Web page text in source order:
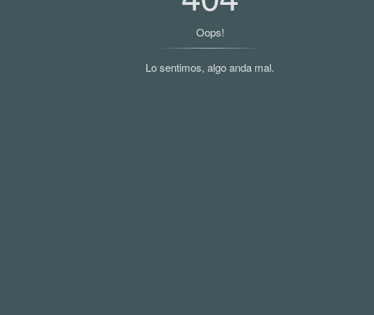
Oops!
Lo sentimos, algo anda mal.